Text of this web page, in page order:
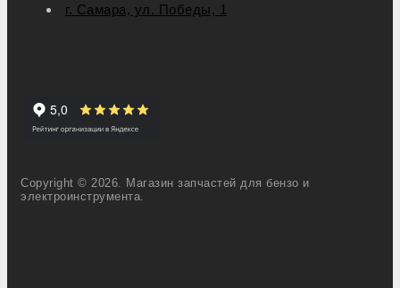
г. Самара, ул. Победы, 1
Copyright © 2026. Магазин запчастей для бензо и
электроинструмента.